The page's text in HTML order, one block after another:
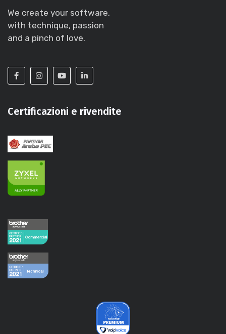
We create your software,
with technique, passion
and a pinch of love.
Certificazioni e rivendite